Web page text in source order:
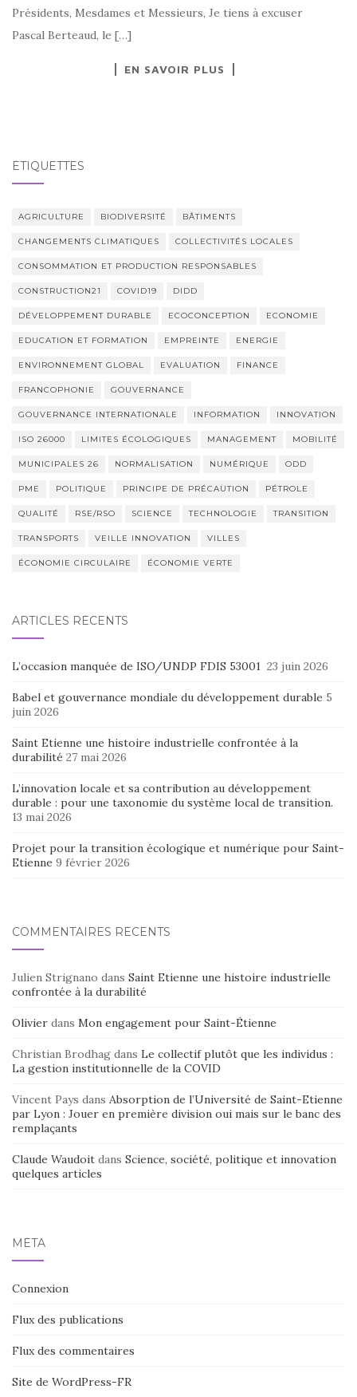
Présidents, Mesdames et Messieurs, Je tiens à excuser
Pascal Berteaud, le […]
EN SAVOIR PLUS
ÉTIQUETTES
AGRICULTURE BIODIVERSITÉ BÂTIMENTS
CHANGEMENTS CLIMATIQUES COLLECTIVITÉS LOCALES
CONSOMMATION ET PRODUCTION RESPONSABLES
CONSTRUCTION21 COVID19 DIDD
DÉVELOPPEMENT DURABLE ECOCONCEPTION ECONOMIE
EDUCATION ET FORMATION EMPREINTE ENERGIE
ENVIRONNEMENT GLOBAL EVALUATION FINANCE
FRANCOPHONIE GOUVERNANCE
GOUVERNANCE INTERNATIONALE INFORMATION INNOVATION
ISO 26000 LIMITES ÉCOLOGIQUES MANAGEMENT MOBILITÉ
MUNICIPALES 26 NORMALISATION NUMÉRIQUE ODD
PME POLITIQUE PRINCIPE DE PRÉCAUTION PÉTROLE
QUALITÉ RSE/RSO SCIENCE TECHNOLOGIE TRANSITION
TRANSPORTS VEILLE INNOVATION VILLES
ÉCONOMIE CIRCULAIRE ÉCONOMIE VERTE
ARTICLES RÉCENTS
L’occasion manquée de ISO/UNDP FDIS 53001 23 juin 2026
Babel et gouvernance mondiale du développement durable 5
juin 2026
Saint Etienne une histoire industrielle confrontée à la
durabilité 27 mai 2026
L’innovation locale et sa contribution au développement
durable : pour une taxonomie du système local de transition.
13 mai 2026
Projet pour la transition écologique et numérique pour Saint-
Etienne 9 février 2026
COMMENTAIRES RÉCENTS
Julien Strignano dans Saint Etienne une histoire industrielle
confrontée à la durabilité
Olivier dans Mon engagement pour Saint-Étienne
Christian Brodhag dans Le collectif plutôt que les individus :
La gestion institutionnelle de la COVID
Vincent Pays dans Absorption de l’Université de Saint-Etienne
par Lyon : Jouer en première division oui mais sur le banc des
remplaçants
Claude Waudoit dans Science, société, politique et innovation
quelques articles
MÉTA
Connexion
Flux des publications
Flux des commentaires
Site de WordPress-FR